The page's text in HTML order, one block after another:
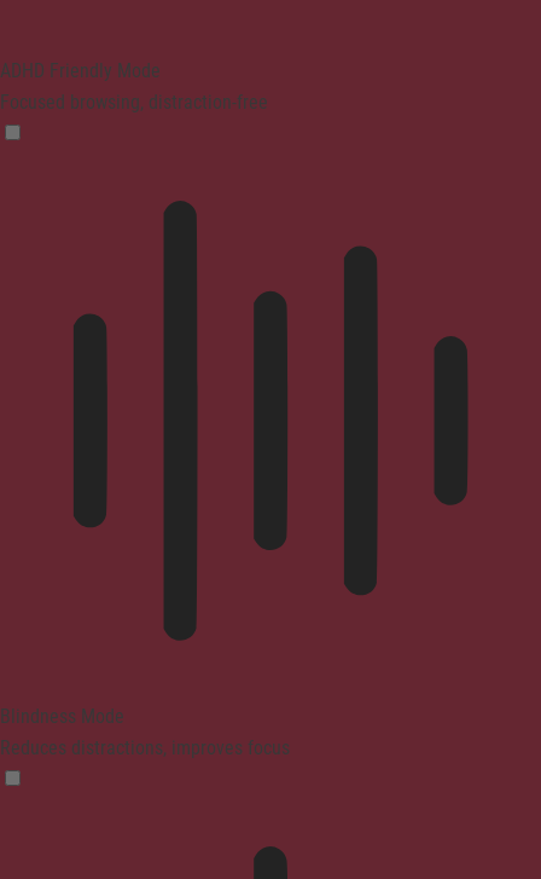
ADHD Friendly Mode
Focused browsing, distraction-free
Blindness Mode
Reduces distractions, improves focus